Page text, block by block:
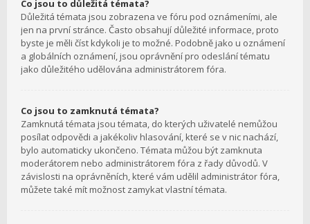
Co jsou to důležitá témata?
Důležitá témata jsou zobrazena ve fóru pod oznámeními, ale
jen na první stránce. Často obsahují důležité informace, proto
byste je měli číst kdykoli je to možné. Podobně jako u oznámení
a globálních oznámení, jsou oprávnění pro odeslání tématu
jako důležitého udělována administrátorem fóra.
Co jsou to zamknutá témata?
Zamknutá témata jsou témata, do kterých uživatelé nemůžou
posílat odpovědi a jakékoliv hlasování, které se v nic nachází,
bylo automaticky ukončeno. Témata můžou být zamknuta
moderátorem nebo administrátorem fóra z řady důvodů. V
závislosti na oprávněních, které vám udělil administrátor fóra,
můžete také mít možnost zamykat vlastní témata.